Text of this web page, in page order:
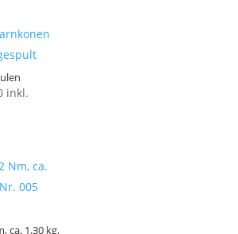
Preisspanne:
inkl.
ca. 1,30 kg,